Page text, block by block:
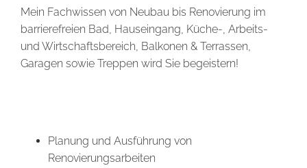
Mein Fachwissen von Neubau bis Renovierung im
barrierefreien Bad, Hauseingang, Küche-, Arbeits-
und Wirtschaftsbereich, Balkonen & Terrassen,
Garagen sowie Treppen wird Sie begeistern!
Planung und Ausführung von
Renovierungsarbeiten